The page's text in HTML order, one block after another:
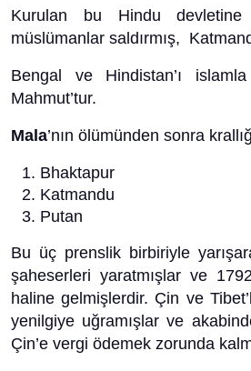
Kurulan bu Hindu devletine
müslümanlar saldırmış,
Bengal ve Hindistan’ı
Mahmut’tur.
Mala’nın ölümünden sonra
Bhaktapur
Katmandu
Putan
Bu üç prenslik birbiriyle
şaheserleri yaratmışlar ve
haline gelmişlerdir. Çin ve
yenilgiye uğramışlar ve
Çin’e vergi ödemek zorunda